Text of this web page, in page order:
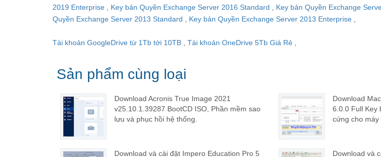
2019 Enterprise
Key bản Quyền Exchange Server 2016 Standard Key bản Quyền Exchange
Quyền Exchange Server 2013 Standard
Key bản Quyền Exchange Server 2013 Enterprise
Tài khoản GoogleDrive từ 1Tb tới 10TB Tài khoản OneDrive 5Tb Giá Rẻ
Sản phẩm cùng loại
Download Acronis True Image 2021
v25.10.1.39287 BootCD ISO, Phần mềm sao
lưu và phục hồi hệ thống.
Download
6.0.0 Full Key
cứng cho máy
Download và cài đặt Impero Education Pro 5
Download và